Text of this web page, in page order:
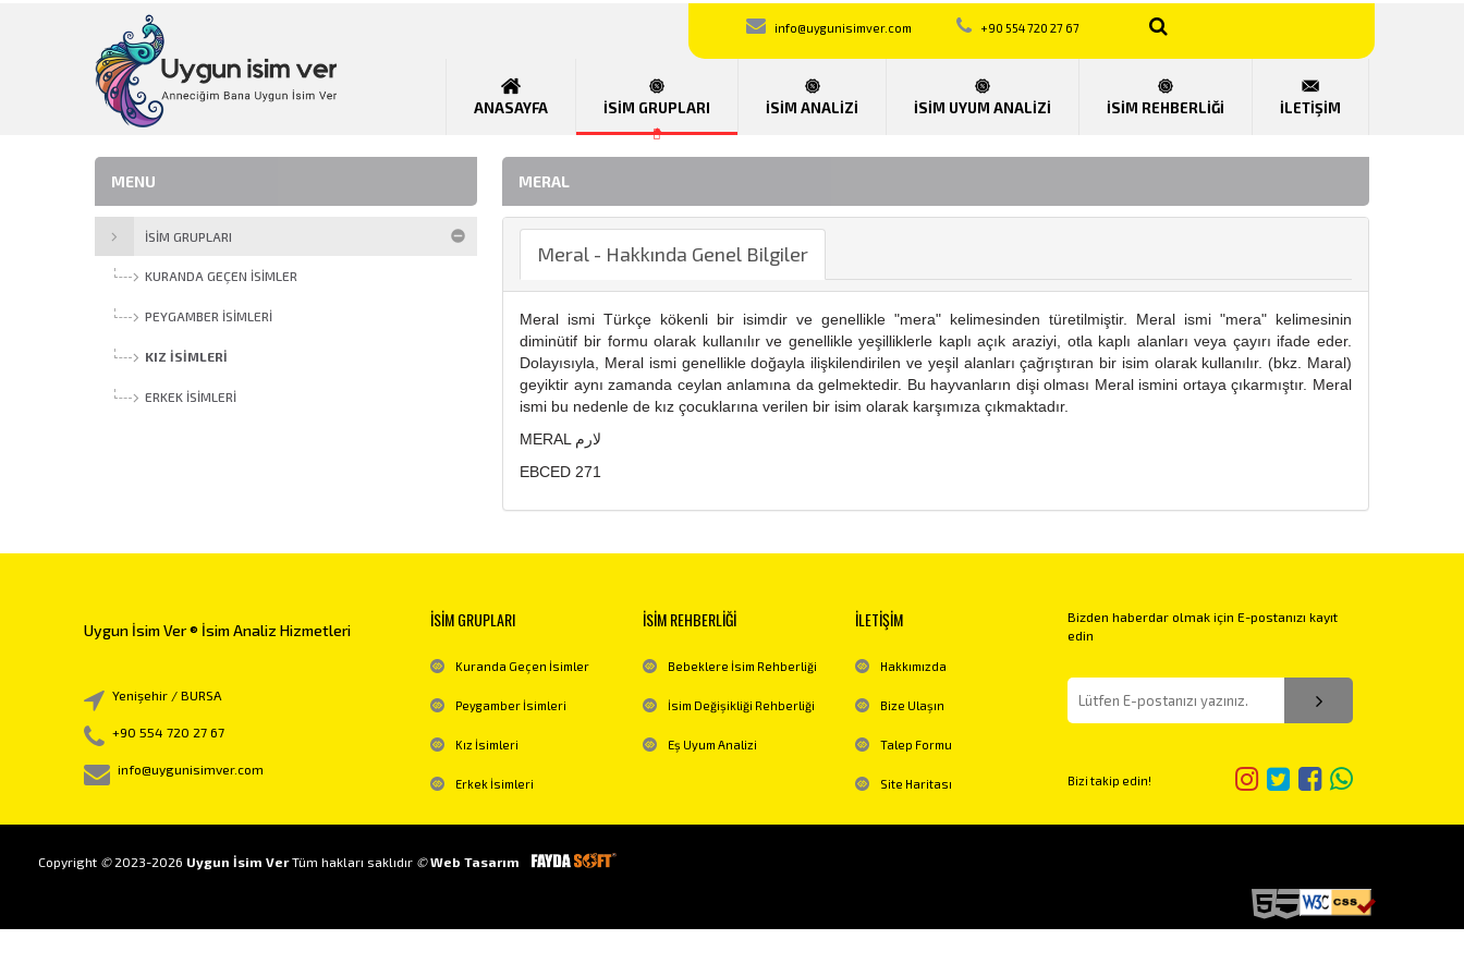
info@uygunisimver.com +90 554 720 27 67
ANASAYFA İSİM GRUPLARI İSİM ANALİZİ İSİM UYUM ANALİZİ İSİM REHBERLİĞİ İLETİŞİM
MERAL
Meral - Hakkında Genel Bilgiler
Meral ismi Türkçe kökenli bir isimdir ve genellikle "mera" kelimesinden türetilmiştir. Meral ismi "mera" kelimesinin
diminütif bir formu olarak kullanılır ve genellikle yeşilliklerle kaplı açık araziyi, otla kaplı alanları veya çayırı ifade eder.
Dolayısıyla, Meral ismi genellikle doğayla ilişkilendirilen ve yeşil alanları çağrıştıran bir isim olarak kullanılır. (bkz. Maral)
geyiktir aynı zamanda ceylan anlamına da gelmektedir. Bu hayvanların dişi olması Meral ismini ortaya çıkarmıştır. Meral
ismi bu nedenle de kız çocuklarına verilen bir isim olarak karşımıza çıkmaktadır.
MERAL لارم
EBCED 271
MENU
İSİM GRUPLARI
KURANDA GEÇEN İSIMLER
PEYGAMBER İSIMLERI
KIZ İSIMLERI
ERKEK İSIMLERI
Uygun İsim Ver ® İsim Analiz Hizmetleri
Yenişehir / BURSA
+90 554 720 27 67
info@uygunisimver.com
İSİM GRUPLARI
Kuranda Geçen İsimler
Peygamber İsimleri
Kız İsimleri
Erkek İsimleri
İSİM REHBERLİĞİ
Bebeklere İsim Rehberliği
İsim Değişikliği Rehberliği
Eş Uyum Analizi
İLETİŞİM
Hakkımızda
Bize Ulaşın
Talep Formu
Site Haritası
Bizden haberdar olmak için E-postanızı kayıt
edin
Bizi takip edin!
Copyright ©2023-2026 Uygun İsim VerTüm hakları saklıdır © Web Tasarım